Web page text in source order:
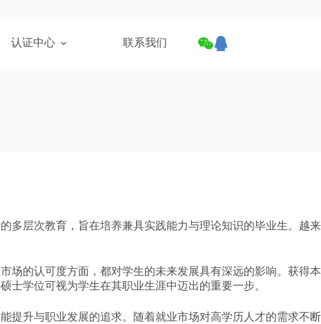
认证中心 联系我们
多层次教育，旨在培养兼具实践能力与理论知识的毕业生。越来
场的认可度方面，都对学生的未来发展具有深远的影响。获得本
学位可视为学生在其职业生涯中迈出的重要一步。
提升与职业发展的追求。随着就业市场对高学历人才的需求不断